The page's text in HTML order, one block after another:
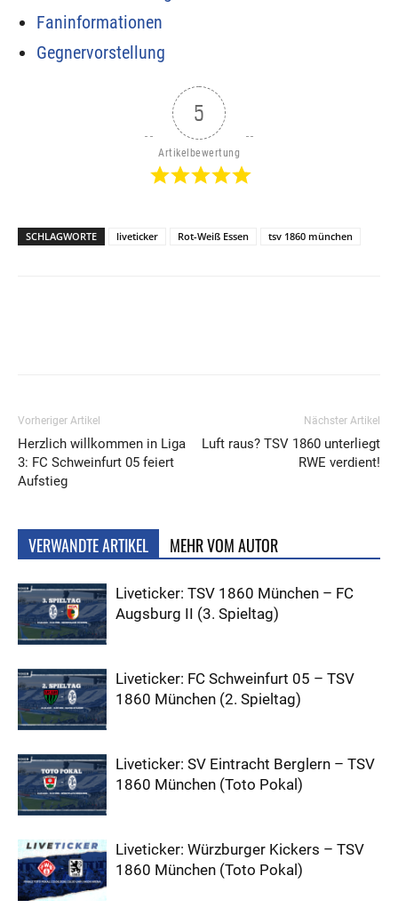
Faninformationen
Gegnervorstellung
5
Artikelbewertung
SCHLAGWORTE liveticker Rot-Weiß Essen tsv 1860 münchen
Vorheriger Artikel
Herzlich willkommen in Liga
3: FC Schweinfurt 05 feiert
Aufstieg
Nächster Artikel
Luft raus? TSV 1860 unterliegt
RWE verdient!
VERWANDTE ARTIKEL MEHR VOM AUTOR
Liveticker: TSV 1860 München – FC
Augsburg II (3. Spieltag)
Liveticker: FC Schweinfurt 05 – TSV
1860 München (2. Spieltag)
Liveticker: SV Eintracht Berglern – TSV
1860 München (Toto Pokal)
Liveticker: Würzburger Kickers – TSV
1860 München (Toto Pokal)